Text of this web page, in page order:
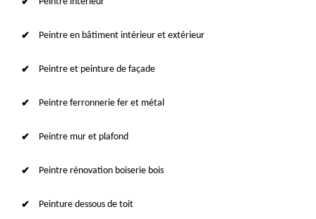
Peintre en bâtiment intérieur et extérieur
Peintre et peinture de façade
Peintre ferronnerie fer et métal
Peintre mur et plafond
Peintre rénovation boiserie bois
Peinture dessous de toit